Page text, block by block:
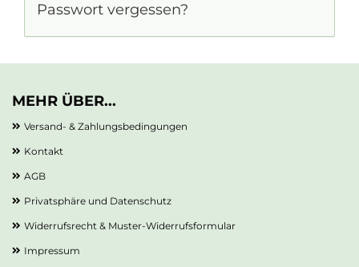
Passwort vergessen?
MEHR ÜBER...
Versand- & Zahlungsbedingungen
Kontakt
AGB
Privatsphäre und Datenschutz
Widerrufsrecht & Muster-Widerrufsformular
Impressum